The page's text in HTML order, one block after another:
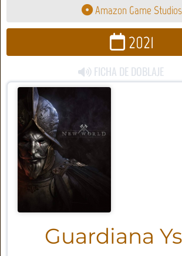
Amazon Game Studios
2021
FICHA DE DOBLAJE
Guardiana